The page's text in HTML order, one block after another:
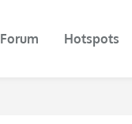
Forum Hotspots